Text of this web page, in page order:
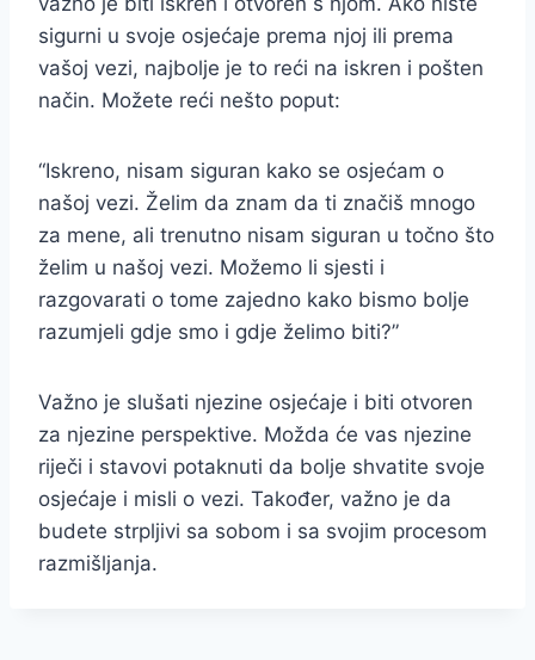
sigurni u svoje osjećaje prema njoj ili prema
vašoj vezi, najbolje je to reći na iskren i pošten
način. Možete reći nešto poput:
“Iskreno, nisam siguran kako se osjećam o
našoj vezi. Želim da znam da ti značiš mnogo
za mene, ali trenutno nisam siguran u točno što
želim u našoj vezi. Možemo li sjesti i
razgovarati o tome zajedno kako bismo bolje
razumjeli gdje smo i gdje želimo biti?”
Važno je slušati njezine osjećaje i biti otvoren
za njezine perspektive. Možda će vas njezine
riječi i stavovi potaknuti da bolje shvatite svoje
osjećaje i misli o vezi. Također, važno je da
budete strpljivi sa sobom i sa svojim procesom
razmišljanja.